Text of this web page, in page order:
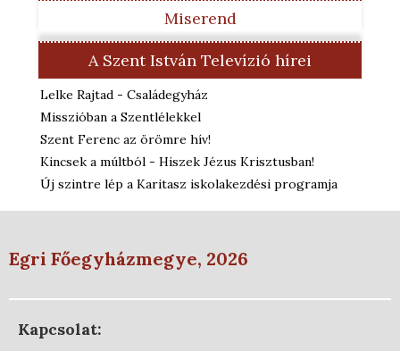
Miserend
A Szent István Televízió hírei
Lelke Rajtad - Családegyház
Misszióban a Szentlélekkel
Szent Ferenc az örömre hív!
Kincsek a múltból - Hiszek Jézus Krisztusban!
Új szintre lép a Karitasz iskolakezdési programja
Egri Főegyházmegye, 2026
Kapcsolat: